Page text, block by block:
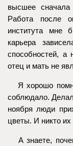
высшее
Работа после
института мне
карьера
способностей, а
отец и мать не
Я хорошо
соблюдало.
ноября люди
цветы. И никто
А знаете,